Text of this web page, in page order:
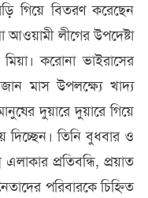
খোজে-
নুনু
মিয়া
গিয়ে বিতরণ করেছেন
আওয়ামী লীগের উপদেষ্টা
করোনা ভাইরাসের
মাস উপলক্ষ্যে খাদ্য
দুয়ারে দুয়ারে গিয়ে
তিনি বুধবার ও
প্রতিবন্ধি, প্রয়াত
পরিবারকে চিহ্নিত